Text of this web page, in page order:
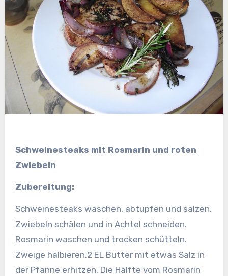
Schweinesteaks mit Rosmarin und roten
Zwiebeln
Zubereitung:
Schweinesteaks waschen, abtupfen und salzen.
Zwiebeln schälen und in Achtel schneiden.
Rosmarin waschen und trocken schütteln.
Zweige halbieren.2 EL Butter mit etwas Salz in
der Pfanne erhitzen. Die Hälfte vom Rosmarin